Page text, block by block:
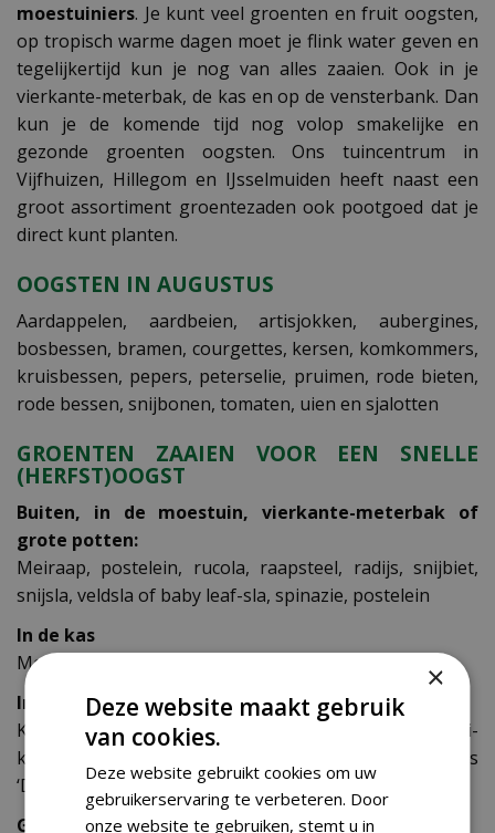
moestuiniers. Je kunt veel groenten en fruit oogsten,
op tropisch warme dagen moet je flink water geven en
tegelijkertijd kun je nog van alles zaaien. Ook in je
vierkante-meterbak, de kas en op de vensterbank. Dan
kun je de komende tijd nog volop smakelijke en
gezonde groenten oogsten. Ons tuincentrum in
Vijfhuizen, Hillegom en IJsselmuiden heeft naast een
groot assortiment groentezaden ook pootgoed dat je
direct kunt planten.
OOGSTEN IN AUGUSTUS
Aardappelen, aardbeien, artisjokken, aubergines,
bosbessen, bramen, courgettes, kersen, komkommers,
kruisbessen, pepers, peterselie, pruimen, rode bieten,
rode bessen, snijbonen, tomaten, uien en sjalotten
GROENTEN ZAAIEN VOOR EEN SNELLE
(HERFST)OOGST
Buiten, in de moestuin, vierkante-meterbak of
grote potten:
Meiraap, postelein, rucola, raapsteel, radijs, snijbiet,
snijsla, veldsla of baby leaf-sla, spinazie, postelein
In de kas
Meiraap, paksoi, postelein, radijs, rucola, sla
In de vensterbank
Kiemgroenten, zoals alfalfa, basilicumkers, broccoli-
kers, Chinese bieslook, mosterdkers, radijskers
‘Daikon’, tuinkers en taugé
Groenten en fruit planten in augustus
×
Deze website maakt gebruik
van cookies.
Deze website gebruikt cookies om uw
gebruikerservaring te verbeteren. Door
onze website te gebruiken, stemt u in